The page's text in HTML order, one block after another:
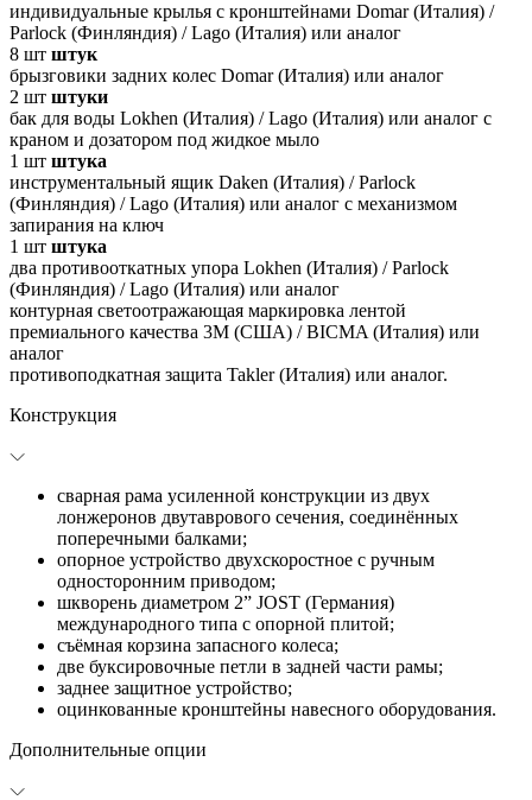
индивидуальные крылья с кронштейнами Domar (Италия) /
Parlock (Финляндия) / Lago (Италия) или аналог
8 шт штук
брызговики задних колес Domar (Италия) или аналог
2 шт штуки
бак для воды Lokhen (Италия) / Lago (Италия) или аналог с
краном и дозатором под жидкое мыло
1 шт штука
инструментальный ящик Daken (Италия) / Parlock
(Финляндия) / Lago (Италия) или аналог с механизмом
запирания на ключ
1 шт штука
два противооткатных упора Lokhen (Италия) / Parlock
(Финляндия) / Lago (Италия) или аналог
контурная светоотражающая маркировка лентой
премиального качества 3M (США) / BICMA (Италия) или
аналог
противоподкатная защита Takler (Италия) или аналог.
Конструкция
сварная рама усиленной конструкции из двух
лонжеронов двутаврового сечения, соединённых
поперечными балками;
опорное устройство двухскоростное с ручным
односторонним приводом;
шкворень диаметром 2” JOST (Германия)
международного типа с опорной плитой;
съёмная корзина запасного колеса;
две буксировочные петли в задней части рамы;
заднее защитное устройство;
оцинкованные кронштейны навесного оборудования.
Дополнительные опции